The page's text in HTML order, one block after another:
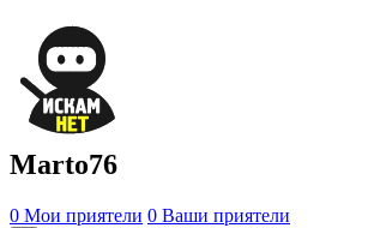
Marto76
0 Мои приятели 0 Ваши приятели